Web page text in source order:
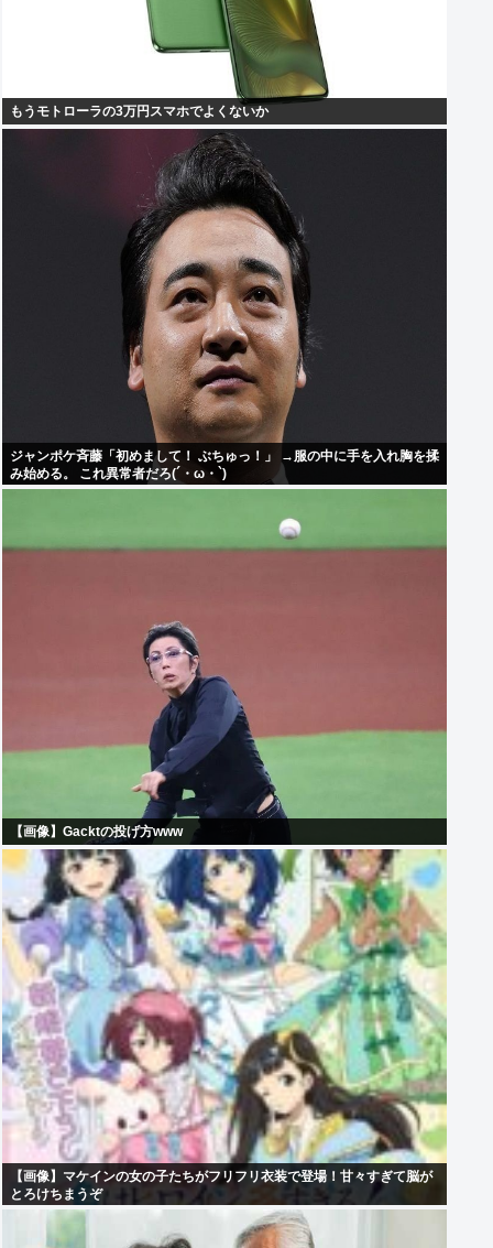
もうモトローラの3万円スマホでよくないか
ジャンポケ斉藤「初めまして！ ぶちゅっ！」 →服の中に手を入れ胸を揉
み始める。 これ異常者だろ(´・ω・`)
【画像】Gacktの投げ方www
【画像】マケインの女の子たちがフリフリ衣装で登場！甘々すぎて脳が
とろけちまうぞ